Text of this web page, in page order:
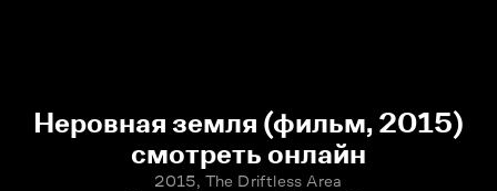
Неровная земля (фильм, 2015)
смотреть онлайн
2015, The Driftless Area